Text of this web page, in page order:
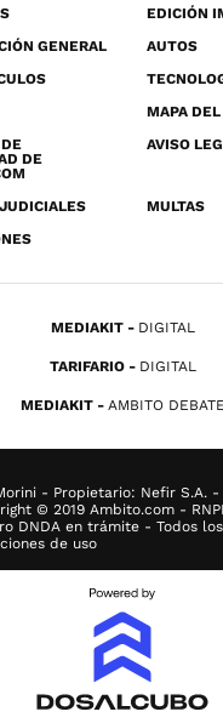
EDICIÓN
GENERAL
AUTOS
MAPA
DE
AVISO
MULTAS
MEDIAKIT DIGITAL
TARIFARIO DIGITAL
MEDIAKIT AMBITO DEBATE
- Propietario: Nefir S.A.
© 2019 Ambito.com -
DNDA en trámite - Todos
de uso